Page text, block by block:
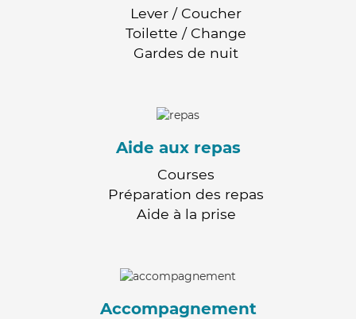
Lever / Coucher
Toilette / Change
Gardes de nuit
Aide aux repas
Courses
Préparation des repas
Aide à la prise
Accompagnement